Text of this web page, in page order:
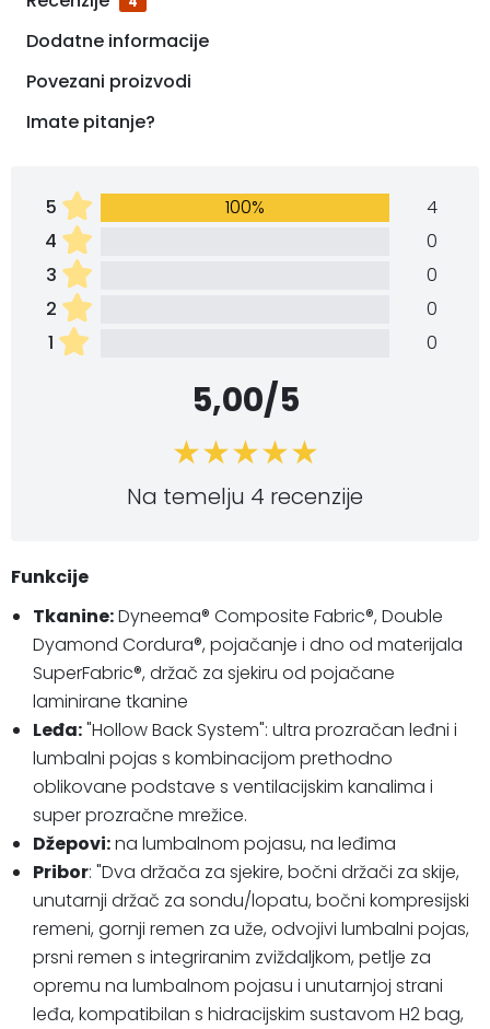
Dodatne informacije
Povezani proizvodi
Imate pitanje?
5 100%
4
4
0
3
0
2
0
1
0
5,00/5
Na temelju 4 recenzije
Funkcije
Tkanine:Dyneema® Composite Fabric®, Double
Dyamond Cordura®, pojačanje i dno od materijala
SuperFabric®, držač za sjekiru od pojačane
laminirane tkanine
Leđa:"Hollow Back System": ultra prozračan leđni i
lumbalni pojas s kombinacijom prethodno
oblikovane podstave s ventilacijskim kanalima i
super prozračne mrežice.
Džepovi:na lumbalnom pojasu, na leđima
Pribor: "Dva držača za sjekire, bočni držači za skije,
unutarnji držač za sondu/lopatu, bočni kompresijski
remeni, gornji remen za uže, odvojivi lumbalni pojas,
prsni remen s integriranim zviždaljkom, petlje za
opremu na lumbalnom pojasu i unutarnjoj strani
leđa, kompatibilan s hidracijskim sustavom H2 bag,